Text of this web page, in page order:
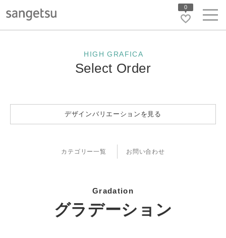
0
HIGH GRAFICA
Select Order
デザインバリエーションを見る
Gradation
グラデーション
カテゴリー一覧 お問い合わせ